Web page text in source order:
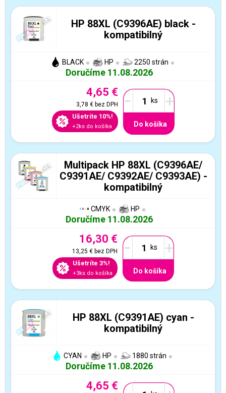
HP 88XL (C9396AE) black -
kompatibilný
BLACK HP 2250 strán
Doručíme 11.08.2026
4,65 €
3,78 €bez DPH
Ušetríte 10%!
+2ks do košíka
- +
Do košíka
Multipack HP 88XL (C9396AE/
C9391AE/ C9392AE/ C9393AE) -
kompatibilný
CMYK HP
Doručíme 11.08.2026
16,30 €
13,25 €bez DPH
Ušetríte 3%!
+3ks do košíka
- +
Do košíka
HP 88XL (C9391AE) cyan -
kompatibilný
CYAN HP 1880 strán
Doručíme 11.08.2026
4,65 €